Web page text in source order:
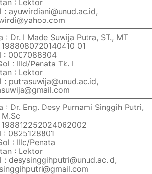
: Lektor
: ayuwirdiani@unud.ac.id,
: Dr. I Made Suwija Putra, ST., MT
1988080720140410 01
: 0007088804
: IIId/Penata Tk. I
: Lektor
: putrasuwija@unud.ac.id,
: Dr. Eng. Desy Purnami Singgih Putri,
M.Sc
198812252024062002
: 0825128801
: IIIc/Penata
: Lektor
: desysinggihputri@unud.ac.id,